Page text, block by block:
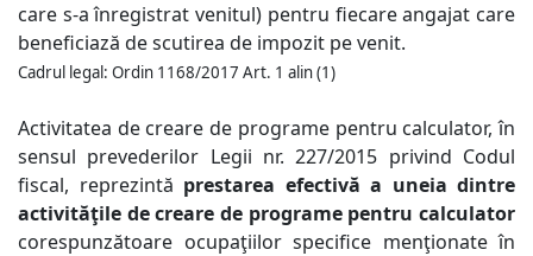
care s-a înregistrat venitul) pentru fiecare angajat care
beneficiază de scutirea de impozit pe venit.
Cadrul legal: Ordin 1168/2017 Art. 1 alin (1)
Activitatea de creare de programe pentru calculator, în
sensul prevederilor Legii nr. 227/2015 privind Codul
fiscal, reprezintă prestarea efectivă a uneia dintre
activităţile de creare de programe pentru calculator
corespunzătoare ocupaţiilor specifice menţionate în